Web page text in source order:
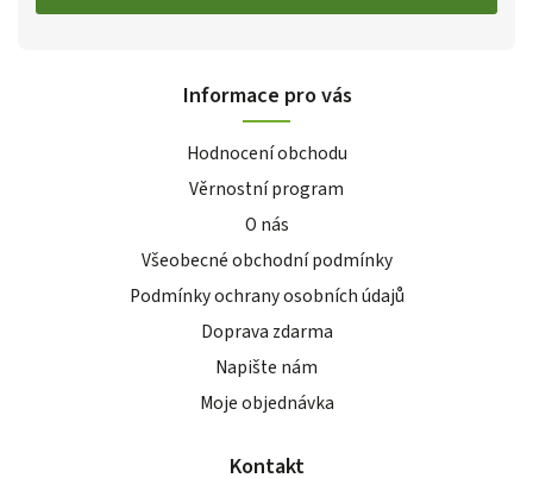
Informace pro vás
Hodnocení obchodu
Věrnostní program
O nás
Všeobecné obchodní podmínky
Podmínky ochrany osobních údajů
Doprava zdarma
Napište nám
Moje objednávka
Kontakt